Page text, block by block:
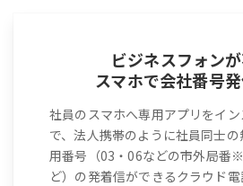
ビジネスフォン
スマホで会社番号
社員のスマホへ専用アプリをイ
で、法人携帯のように社員同士
用番号（03・06などの市外局番
ど）の発着信ができるクラウド電